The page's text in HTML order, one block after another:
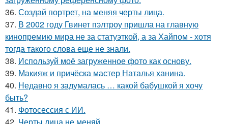
36. Создай портрет, на меняя черты лица.
37. В 2002 году Гвинет пэлтроу пришла на главную
кинопремию мира не за статуэткой, а за Хайпом - хотя
тогда такого слова еще не знали.
38. Используй моё загруженное фото как основу.
39. Макияж и причёска мастер Наталья ханина.
40. Недавно я задумалась … какой бабушкой я хочу
быть?
41. Фотосессия с ИИ.